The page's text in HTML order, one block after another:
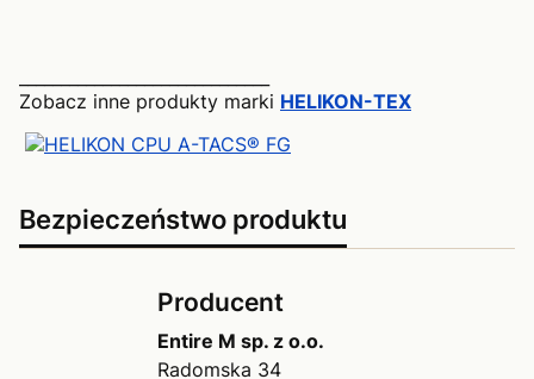
Zobacz inne produkty marki HELIKON-TEX
Bezpieczeństwo produktu
Producent
Entire M sp. z o.o.
Radomska 34